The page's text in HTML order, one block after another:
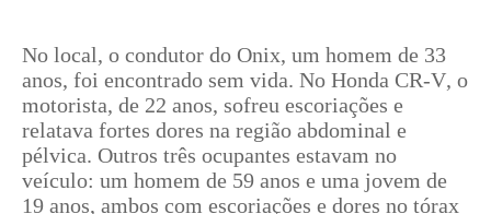
No local, o condutor do Onix, um homem de 33
anos, foi encontrado sem vida. No Honda CR-V, o
motorista, de 22 anos, sofreu escoriações e
relatava fortes dores na região abdominal e
pélvica. Outros três ocupantes estavam no
veículo: um homem de 59 anos e uma jovem de
19 anos, ambos com escoriações e dores no tórax